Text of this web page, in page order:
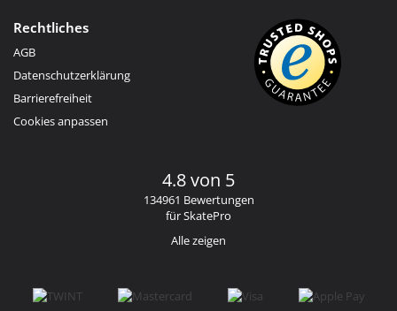
Rechtliches
AGB
Datenschutzerklärung
Barrierefreiheit
Cookies anpassen
4.8 von 5
134961 Bewertungen
für SkatePro
Alle zeigen